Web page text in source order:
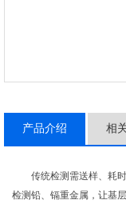
产品介绍 相
传统检测需送样、耗
检测铅、镉重金属，让基